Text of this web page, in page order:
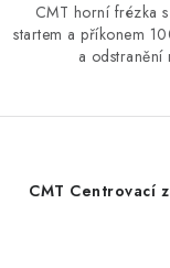
CMT horní frézka
startem a příkonem
a odstranění
CMT Centrovací